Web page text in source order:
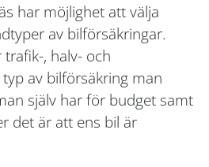
har möjlighet att välja
av bilförsäkringar.
, halv- och
av bilförsäkring man
själv har för budget samt
det är att ens bil är